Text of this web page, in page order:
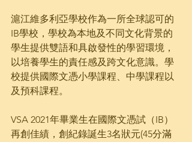
滬江維多利亞學校作為一所全球認可的
IB學校，學校為本地及不同文化背景的
學生提供雙語和具啟發性的學習環境，
以培養學生的責任感及跨文化意識。學
校提供國際文憑小學課程、中學課程以
及預科課程。
VSA 2021年畢業生在國際文憑試（IB）
再創佳績，創紀錄誕生3名狀元(45分滿